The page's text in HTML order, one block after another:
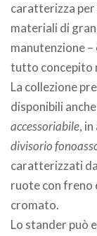
caratterizza per
materiali di
manutenzione –
tutto concepito
La collezione
disponibili
accessoriabile,
divisorio
caratterizzati
ruote con freno
cromato.
Lo stander può